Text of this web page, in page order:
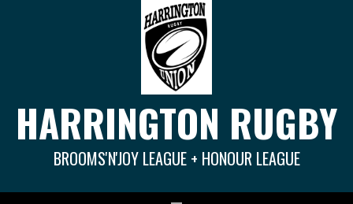
HARRINGTON RUGBY
BROOMS'N'JOY LEAGUE + HONOUR LEAGUE